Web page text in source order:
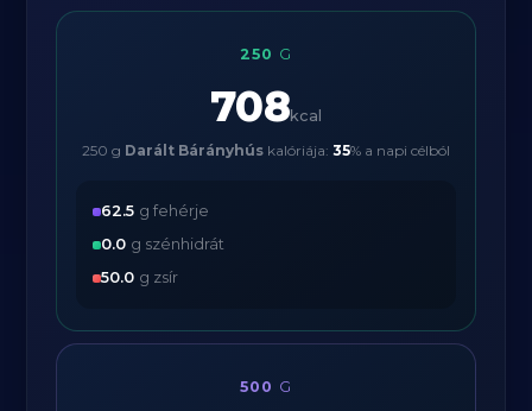
250 G
708kcal
250 g Darált Bárányhús kalóriája: 35% a napi célból
62.5 g fehérje
0.0 g szénhidrát
50.0 g zsír
500 G